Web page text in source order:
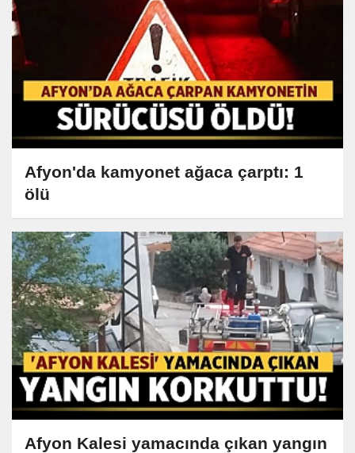
Afyon'da kamyonet ağaca çarptı: 1
ölü
Afyon Kalesi yamacında çıkan yangın